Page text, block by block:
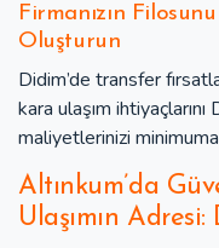
Firmanızın
Oluşturun
Didim’de transfer
kara ulaşım
maliyetlerinizi
Altınkum’da
Ulaşımın